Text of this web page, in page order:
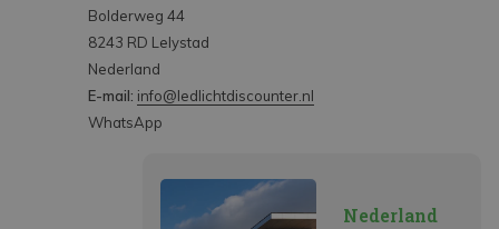
Bolderweg 44
8243 RD Lelystad
Nederland
E-mail: info@ledlichtdiscounter.nl
WhatsApp
Nederland